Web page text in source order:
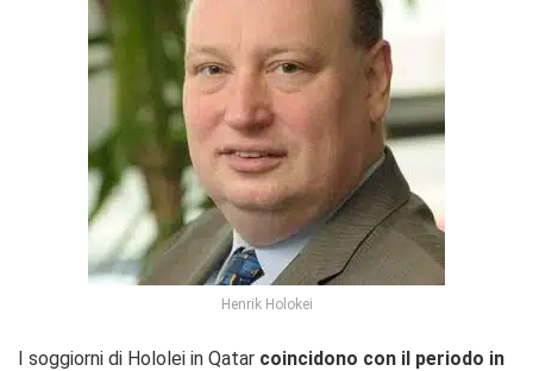
Henrik Holokei
I soggiorni di Hololei in Qatar coincidono con il periodo in